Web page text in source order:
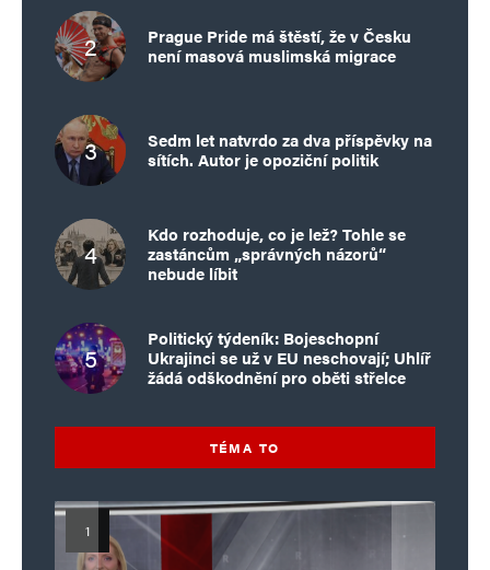
Prague Pride má štěstí, že v Česku
není masová muslimská migrace
Sedm let natvrdo za dva příspěvky na
sítích. Autor je opoziční politik
Kdo rozhoduje, co je lež? Tohle se
zastáncům „správných názorů“
nebude líbit
Politický týdeník: Bojeschopní
Ukrajinci se už v EU neschovají; Uhlíř
žádá odškodnění pro oběti střelce
TÉMA TO